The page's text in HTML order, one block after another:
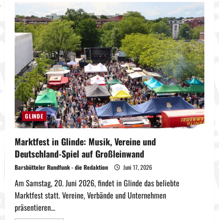
kracht
nach
Vorfahrtsunfall
in
Ampelschrank
GLINDE
Marktfest in Glinde: Musik, Vereine und
Deutschland-Spiel auf Großleinwand
Barsbütteler Rundfunk - die Redaktion Juni 17, 2026
Am Samstag, 20. Juni 2026, findet in Glinde das beliebte
Marktfest statt. Vereine, Verbände und Unternehmen
präsentieren...